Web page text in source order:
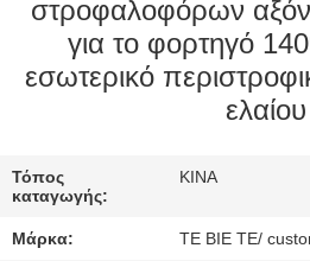
ΈΛΕΓΧΟΣ
ΜΑΣ
ΣΕ
ΕΠΑΦΉ
ΜΕ
στροφαλοφόρων
για το φορτηγό
εσωτερικό
ελαίου
Τόπος
καταγωγής:
ΚΙΝΑ
Μάρκα: TE BIE TE/